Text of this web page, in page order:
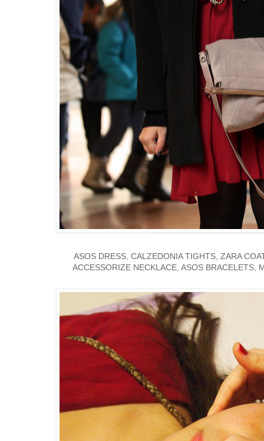
ASOS DRESS, CALZEDONIA TIGHTS, ZARA
ACCESSORIZE NECKLACE, ASOS BRACELETS,